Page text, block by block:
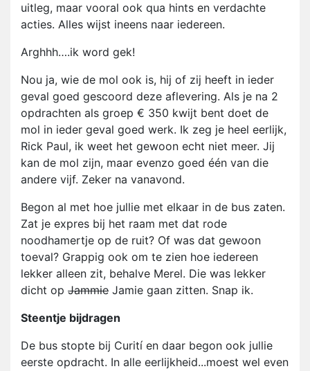
uitleg, maar vooral ook qua hints en verdachte
acties. Alles wijst ineens naar iedereen.
Arghhh….ik word gek!
Nou ja, wie de mol ook is, hij of zij heeft in ieder
geval goed gescoord deze aflevering. Als je na 2
opdrachten als groep € 350 kwijt bent doet de
mol in ieder geval goed werk. Ik zeg je heel eerlijk,
Rick Paul, ik weet het gewoon echt niet meer. Jij
kan de mol zijn, maar evenzo goed één van die
andere vijf. Zeker na vanavond.
Begon al met hoe jullie met elkaar in de bus zaten.
Zat je expres bij het raam met dat rode
noodhamertje op de ruit? Of was dat gewoon
toeval? Grappig ook om te zien hoe iedereen
lekker alleen zit, behalve Merel. Die was lekker
dicht op Jammie Jamie gaan zitten. Snap ik.
Steentje bijdragen
De bus stopte bij Curití en daar begon ook jullie
eerste opdracht. In alle eerlijkheid...moest wel even